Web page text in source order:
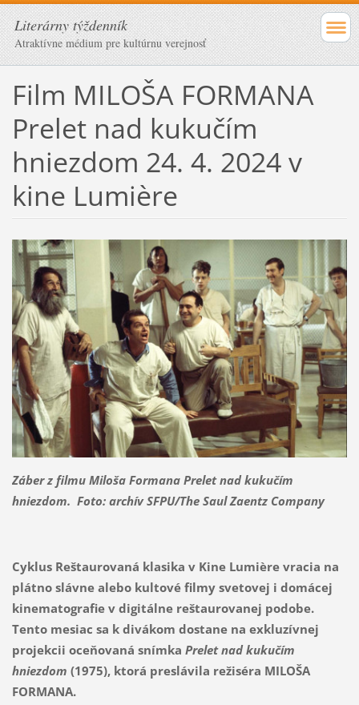
Literárny týždenník
Atraktívne médium pre kultúrnu verejnosť
Film MILOŠA FORMANA
Prelet nad kukučím
hniezdom 24. 4. 2024 v
kine Lumière
Záber z filmu Miloša Formana Prelet nad kukučím
hniezdom. Foto: archív SFPU/The Saul Zaentz Company
Cyklus Reštaurovaná klasika v Kine Lumière vracia na
plátno slávne alebo kultové filmy svetovej i domácej
kinematografie v digitálne reštaurovanej podobe.
Tento mesiac sa k divákom dostane na exkluzívnej
projekcii oceňovaná snímka Prelet nad kukučím
hniezdom (1975), ktorá preslávila režiséra MILOŠA
FORMANA.